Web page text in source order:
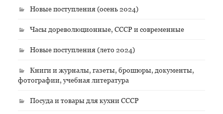
Новые поступления (осень 2024)
Часы дореволюционные, СССР и современные
Новые поступления (лето 2024)
Книги и журналы, газеты, брошюры, документы,
фотографии, учебная литература
Посуда и товары для кухни СССР